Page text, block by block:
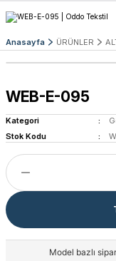
Anasayfa ÜRÜNLER
WEB-E-095
Kategori
Stok Kodu
Model bazlı